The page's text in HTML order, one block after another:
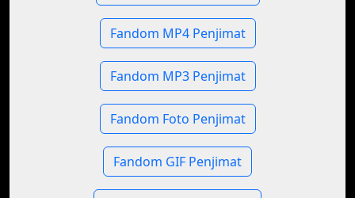
Fandom MP4 Penjimat
Fandom MP3 Penjimat
Fandom Foto Penjimat
Fandom GIF Penjimat